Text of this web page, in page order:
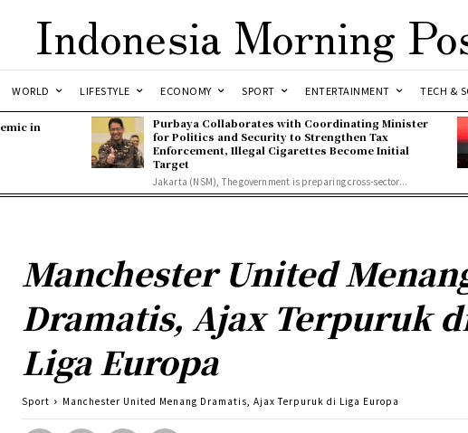
Indonesia Morning
WORLD LIFESTYLE ECONOMY SPORT ENTERTAINMENT TECH &
in
Purbaya Collaborates with Coordinating Minister
for Politics and Security to Strengthen Tax
Enforcement, Illegal Cigarettes Become Initial
Target
Jakarta (NSM), The government is preparing cross-sector...
Manchester United
Dramatis, Ajax Terpuruk
Liga Europa
Sport Manchester United Menang Dramatis, Ajax Terpuruk di Liga Europa